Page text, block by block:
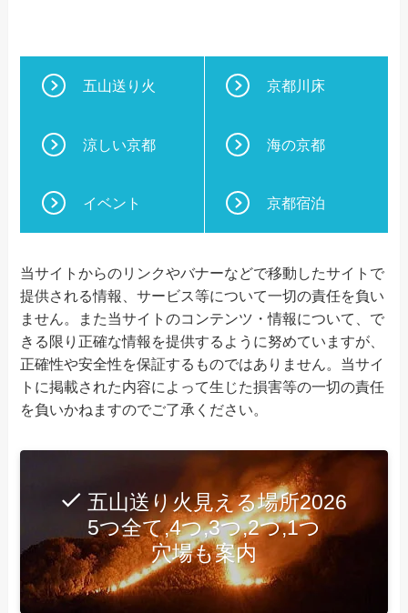
五山送り火 京都川床
涼しい京都 海の京都
イベント 京都宿泊
当サイトからのリンクやバナーなどで移動したサイトで
提供される情報、サービス等について一切の責任を負い
ません。また当サイトのコンテンツ・情報について、で
きる限り正確な情報を提供するように努めていますが、
正確性や安全性を保証するものではありません。当サイ
トに掲載された内容によって生じた損害等の一切の責任
を負いかねますのでご了承ください。
五山送り火見える場所2026
5つ全て,4つ,3つ,2つ,1つ
穴場も案内